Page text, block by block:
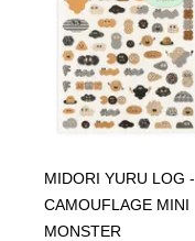
MIDORI YURU LOG -
CAMOUFLAGE MINI
MONSTER